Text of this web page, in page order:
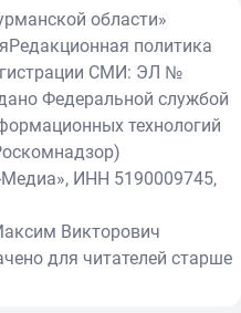
области»
Редакционная политика
СМИ: ЭЛ №
Федеральной службой
технологий
ИНН 5190009745,
Викторович
для читателей старше